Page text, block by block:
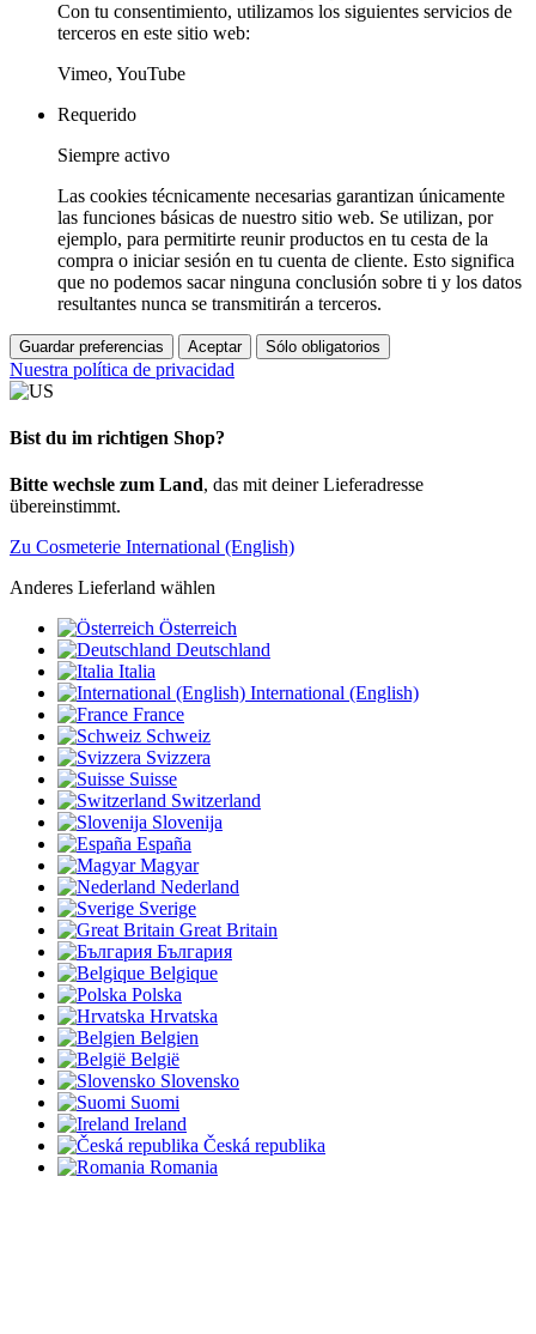
Con tu consentimiento, utilizamos los siguientes servicios de
terceros en este sitio web:
Vimeo, YouTube
Requerido
Siempre activo
Las cookies técnicamente necesarias garantizan únicamente
las funciones básicas de nuestro sitio web. Se utilizan, por
ejemplo, para permitirte reunir productos en tu cesta de la
compra o iniciar sesión en tu cuenta de cliente. Esto significa
que no podemos sacar ninguna conclusión sobre ti y los datos
resultantes nunca se transmitirán a terceros.
Guardar preferencias Aceptar Sólo obligatorios
Nuestra política de privacidad
Bist du im richtigen Shop?
Bitte wechsle zum Land, das mit deiner Lieferadresse
übereinstimmt.
Zu Cosmeterie International (English)
Anderes Lieferland wählen
Österreich
Deutschland
Italia
International (English)
France
Schweiz
Svizzera
Suisse
Switzerland
Slovenija
España
Magyar
Nederland
Sverige
Great Britain
България
Belgique
Polska
Hrvatska
Belgien
België
Slovensko
Suomi
Ireland
Česká republika
Romania